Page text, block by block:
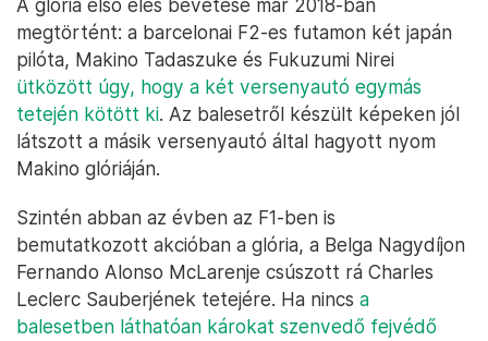
A glória első éles bevetése már 2018-ban
megtörtént: a barcelonai F2-es futamon két japán
pilóta, Makino Tadaszuke és Fukuzumi Nirei
ütközött úgy, hogy a két versenyautó egymás
tetején kötött ki. Az balesetről készült képeken jól
látszott a másik versenyautó által hagyott nyom
Makino glóriáján.
Szintén abban az évben az F1-ben is
bemutatkozott akcióban a glória, a Belga Nagydíjon
Fernando Alonso McLarenje csúszott rá Charles
Leclerc Sauberjének tetejére. Ha nincs a
balesetben láthatóan károkat szenvedő fejvédő